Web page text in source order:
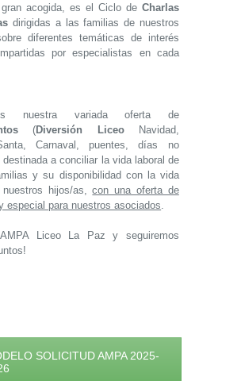
acogida, es el Ciclo de Charlas
dirigidas a las familias de nuestros
diferentes temáticas de interés
por especialistas en cada
nuestra variada oferta de
(Diversión LiceoNavidad,
Carnaval, puentes, días no
a conciliar la vida laboral de
y su disponibilidad con la vida
nuestros hijos/as,con una oferta de
especial para nuestros asociados.
Liceo La Paz y seguiremos
SOLICITUD AMPA 2025-